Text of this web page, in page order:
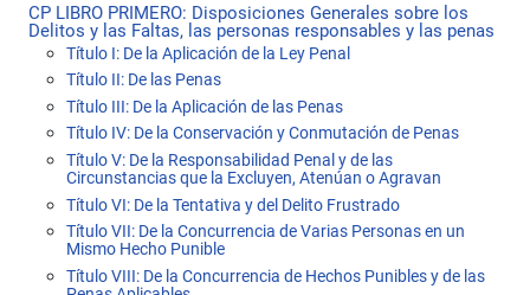
CP LIBRO PRIMERO: Disposiciones Generales sobre los
Delitos y las Faltas, las personas responsables y las penas
Título I: De la Aplicación de la Ley Penal
Título II: De las Penas
Título III: De la Aplicación de las Penas
Título IV: De la Conservación y Conmutación de Penas
Título V: De la Responsabilidad Penal y de las
Circunstancias que la Excluyen, Atenúan o Agravan
Título VI: De la Tentativa y del Delito Frustrado
Título VII: De la Concurrencia de Varias Personas en un
Mismo Hecho Punible
Título VIII: De la Concurrencia de Hechos Punibles y de las